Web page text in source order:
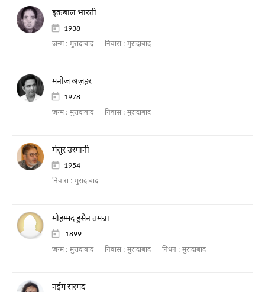
इक़बाल भारती
1938
जन्म : मुरादाबाद निवास : मुरादाबाद
मनोज अज़हर
1978
जन्म : मुरादाबाद निवास : मुरादाबाद
मंसूर उस्मानी
1954
निवास : मुरादाबाद
मोहम्मद हुसैन तमन्ना
1899
जन्म : मुरादाबाद निवास : मुरादाबाद निधन : मुरादाबाद
नईम सरमद